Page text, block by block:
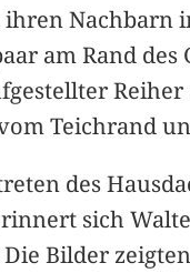
am Rand
Teichrand
des
sich
Bilder